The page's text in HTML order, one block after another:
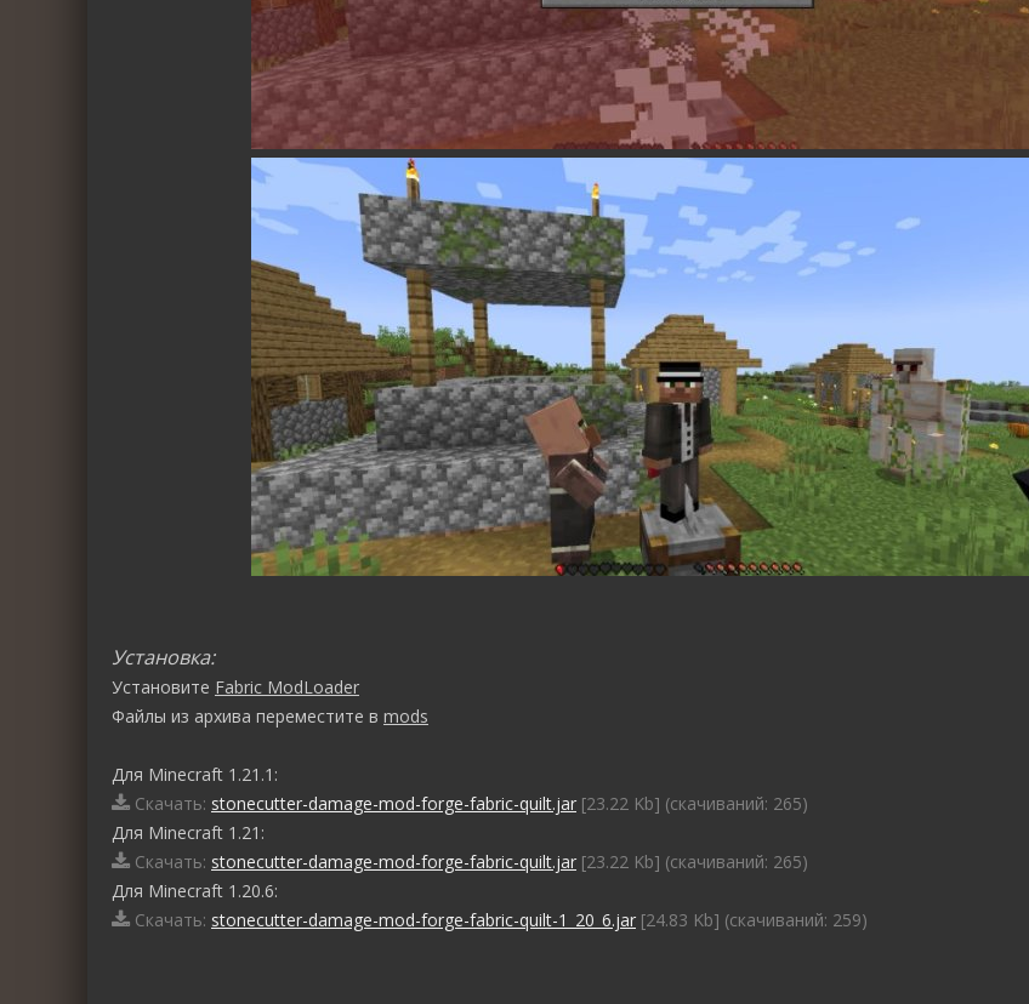
Установка:
Установите Fabric ModLoader
Файлы из архива переместите в mods
Для Minecraft 1.21.1:
Скачать: stonecutter-damage-mod-forge-fabric-quilt.jar [23.22 Kb] (cкачиваний: 265)
Для Minecraft 1.21:
Скачать: stonecutter-damage-mod-forge-fabric-quilt.jar [23.22 Kb] (cкачиваний: 265)
Для Minecraft 1.20.6:
Скачать: stonecutter-damage-mod-forge-fabric-quilt-1_20_6.jar [24.83 Kb] (cкачиваний: 259)